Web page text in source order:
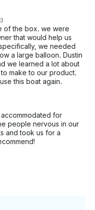
of the box. we were
that would help us
we needed
a large balloon. Dustin
we learned a lot about
make to our product.
this boat again.
for
people nervous in our
and took us for a